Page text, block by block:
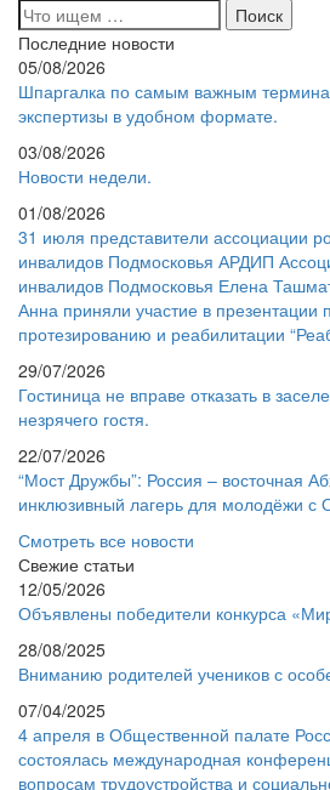
Последние новости
05/08/2026
Шпаргалка по самым важным
экспертизы в удобном формате.
03/08/2026
Новости недели.
01/08/2026
31 июля представители ассоциации
инвалидов Подмосковья АРДИП
инвалидов Подмосковья Елена
Анна приняли участие в презентации
протезированию и реабилитации
29/07/2026
Гостиница не вправе отказать в
незрячего гостя.
22/07/2026
“Мост Дружбы”: Россия – восточная
инклюзивный лагерь для молодёжи с
Смотреть все новости
Свежие статьи
12/05/2026
Объявлены победители конкурса
28/08/2025
Вниманию родителей учеников с
07/04/2025
4 апреля в Общественной палате
состоялась международная
вопросам трудоустройства и